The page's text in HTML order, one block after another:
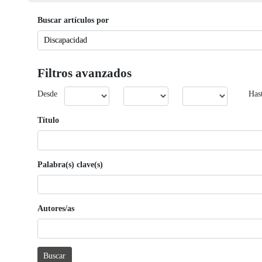
Buscar artículos por
Filtros avanzados
Desde
Título
Palabra(s) clave(s)
Autores/as
Buscar